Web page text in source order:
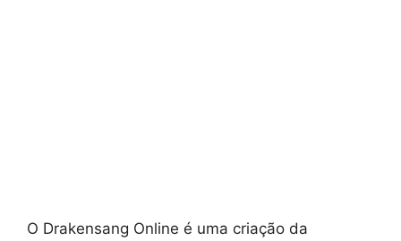
O Drakensang Online é uma criação da